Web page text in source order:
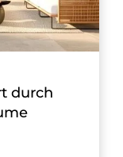
durch